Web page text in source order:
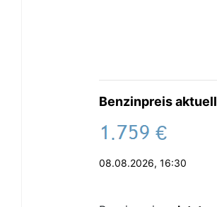
Benzinpreis aktuell
. €
08.08.2026, 16:30